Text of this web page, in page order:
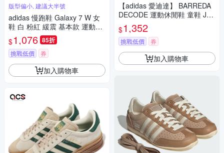
版型偏小, 建議大半號
adidas 慢跑鞋 Galaxy 7 W 女
鞋 白 粉紅 緩震 基本款 運動鞋
愛迪達 JI4604
$1,076 85折
挑戰低價 券
加入購物車
【adidas 愛迪達】 BARREDA
DECODE 運動休閒鞋 童鞋 JQ
8850
$1,352
挑戰低價 券
加入購物車